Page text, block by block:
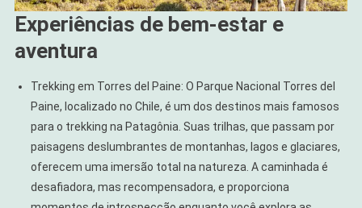
Experiências de bem-estar e
aventura
Trekking em Torres del Paine: O Parque Nacional Torres del
Paine, localizado no Chile, é um dos destinos mais famosos
para o trekking na Patagônia. Suas trilhas, que passam por
paisagens deslumbrantes de montanhas, lagos e glaciares,
oferecem uma imersão total na natureza. A caminhada é
desafiadora, mas recompensadora, e proporciona